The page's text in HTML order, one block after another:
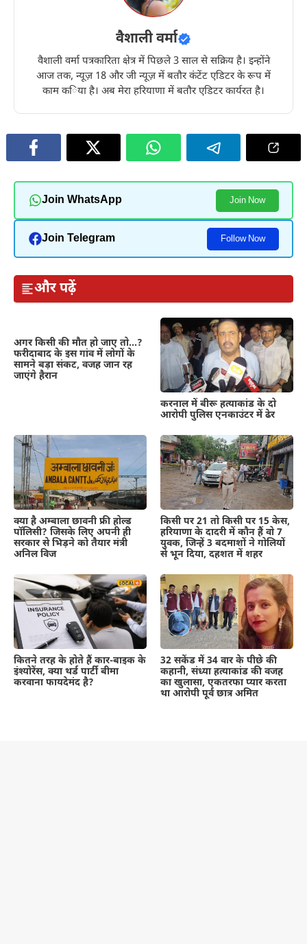
वैशाली वर्मा
वैशाली वर्मा पत्रकारिता क्षेत्र में पिछले 3 साल से सक्रिय है। इन्होंने
आज तक, न्यूज़ 18 और जी न्यूज़ में बतौर कंटेंट एडिटर के रूप में
काम किया है। अब मेरा हरियाणा में बतौर एडिटर कार्यरत है।
Join WhatsApp Join Now
Join Telegram Follow Now
और पढ़ें
अगर किसी की मौत हो जाए तो…?
फरीदाबाद के इस गांव में लोगों के
सामने बड़ा संकट, वजह जान रह
जाएंगे हैरान
करनाल में बीरू हत्याकांड के दो
आरोपी पुलिस एनकाउंटर में ढेर
क्या है अम्बाला छावनी फ्री होल्ड
पॉलिसी? जिसके लिए अपनी ही
सरकार से भिड़ने को तैयार मंत्री
अनिल विज
किसी पर 21 तो किसी पर 15 केस,
हरियाणा के दादरी में कौन हैं वो 7
युवक, जिन्हें 3 बदमाशों ने गोलियों
से भून दिया, दहशत में शहर
कितने तरह के होते हैं कार-बाइक के
इंश्योरेंस, क्या थर्ड पार्टी बीमा
करवाना फायदेमंद है?
32 सकेंड में 34 वार के पीछे की
कहानी, संध्या हत्याकांड की वजह
का खुलासा, एकतरफा प्यार करता
था आरोपी पूर्व छात्र अमित